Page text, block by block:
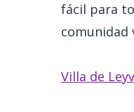
fácil para
comunidad
Villa de